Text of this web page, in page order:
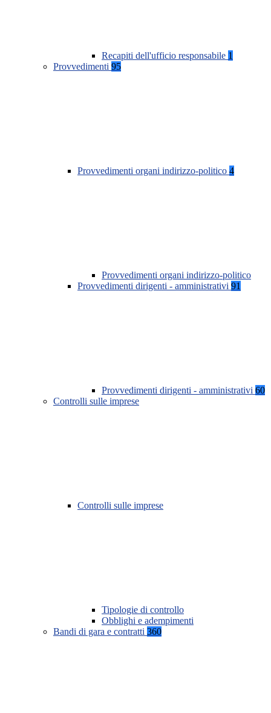
Recapiti dell'ufficio responsabile 1
Provvedimenti 95
Provvedimenti organi indirizzo-politico 4
Provvedimenti organi indirizzo-politico
Provvedimenti dirigenti - amministrativi 91
Provvedimenti dirigenti - amministrativi 60
Controlli sulle imprese
Controlli sulle imprese
Tipologie di controllo
Obblighi e adempimenti
Bandi di gara e contratti 360